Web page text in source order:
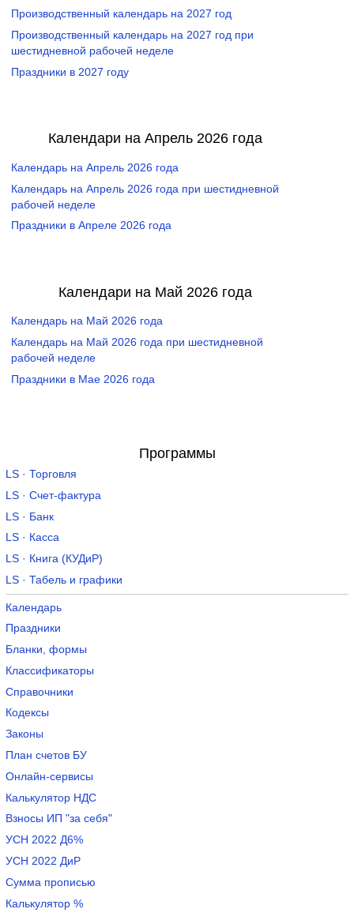
Производственный календарь на 2027 год
Производственный календарь на 2027 год при
шестидневной рабочей неделе
Праздники в 2027 году
Календари на Апрель 2026 года
Календарь на Апрель 2026 года
Календарь на Апрель 2026 года при шестидневной
рабочей неделе
Праздники в Апреле 2026 года
Календари на Май 2026 года
Календарь на Май 2026 года
Календарь на Май 2026 года при шестидневной
рабочей неделе
Праздники в Мае 2026 года
Программы
LS · Торговля
LS · Счет-фактура
LS · Банк
LS · Касса
LS · Книга (КУДиР)
LS · Табель и графики
Календарь
Праздники
Бланки, формы
Классификаторы
Справочники
Кодексы
Законы
План счетов БУ
Онлайн-сервисы
Калькулятор НДС
Взносы ИП "за себя"
УСН 2022 Д6%
УСН 2022 ДиР
Сумма прописью
Калькулятор %